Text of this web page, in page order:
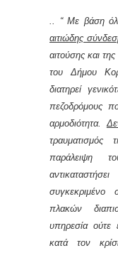
.. “ Με βάση
αιτιώδης
αιτούσης και
του Δήμου
διατηρεί
πεζοδρόμους
αρμοδιότητα.
τραυματισμός
παράλειψη
πλακών
υπηρεσία ούτε
κατά τον